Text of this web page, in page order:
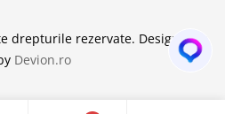
drepturile rezervate. Design with
Devion.ro